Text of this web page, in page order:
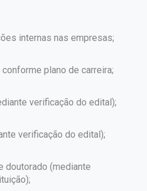
internas nas empresas;
plano de carreira;
verificação do edital);
verificação do edital);
doutorado (mediante